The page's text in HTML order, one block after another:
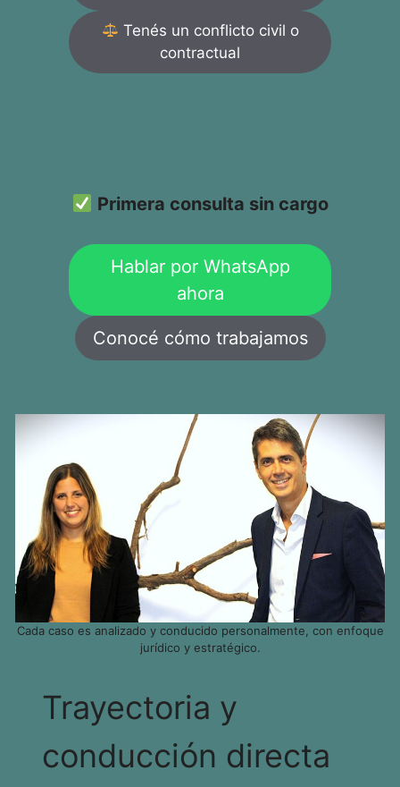
Tenés un conflicto civil o
contractual
Primera consulta sin cargo
Hablar por WhatsApp
ahora
Conocé cómo trabajamos
Cada caso es analizado y conducido personalmente, con enfoque
jurídico y estratégico.
Trayectoria y
conducción directa